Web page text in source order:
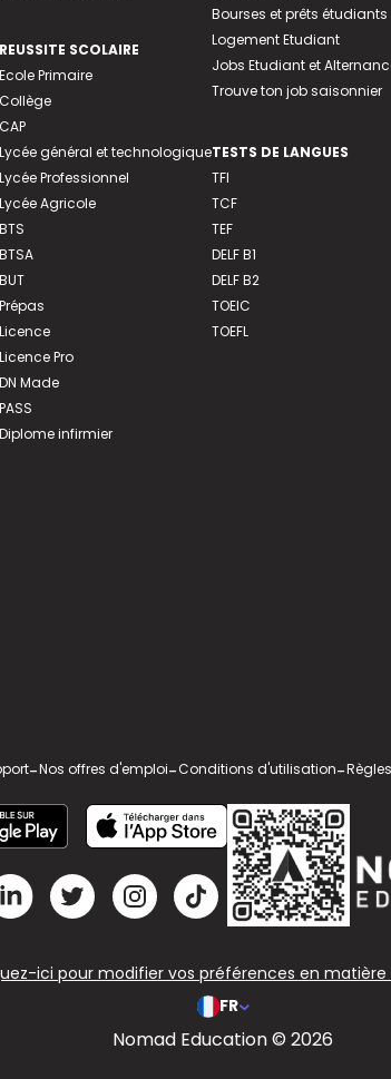
REUSSITE SCOLAIRE
Ecole Primaire
Collège
CAP
Lycée général et technologique
Lycée Professionnel
Lycée Agricole
BTS
BTSA
BUT
Prépas
Licence
Licence Pro
DN Made
PASS
Diplome infirmier
Bourses et prêts étudiants
Logement Etudiant
Jobs Etudiant et
Trouve ton job saisonnier
TESTS DE LANGUES
TFI
TCF
TEF
DELF B1
DELF B2
TOEIC
TOEFL
-Nos offres d'emploi-Conditions d'utilisation-
ici pour modifier vos préférences en matière
FR
Nomad Education © 2026